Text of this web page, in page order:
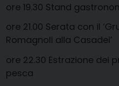
ore 19.30 Stand
ore 21.00 Serata con il
Romagnoli alla Casadei’
ore 22.30 Estrazione dei
pesca